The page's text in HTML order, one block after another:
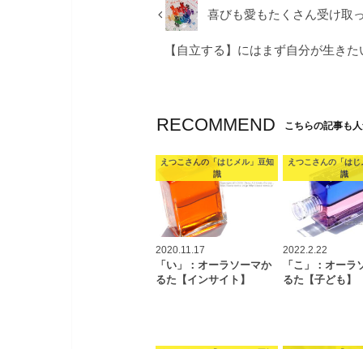
喜びも愛もたくさん受け取
【自立する】にはまず自分が生き
RECOMMEND こちらの記事も人
えつこさんの「はじメル」豆知
識
2020.11.17
「い」：オーラソーマか
るた【インサイト】
えつこさんの「はじ
識
2022.2.22
「こ」：オーラ
るた【子ども】